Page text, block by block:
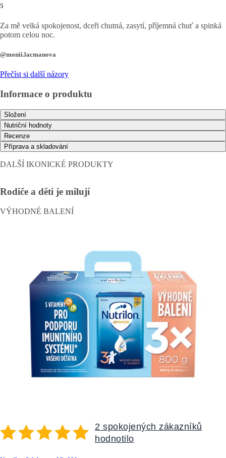
5
Za mě velká spokojenost, dceři chutná, zasytí, příjemná chuť a spinká
potom celou noc.
@monii.lacmanova
Přečíst si další názory
Informace o produktu
Složení
Nutriční hodnoty
Recenze
Příprava a skladování
DALŠÍ IKONICKÉ PRODUKTY
Rodiče a děti je milují
VÝHODNÉ BALENÍ
2 spokojených zákazníků
hodnotilo